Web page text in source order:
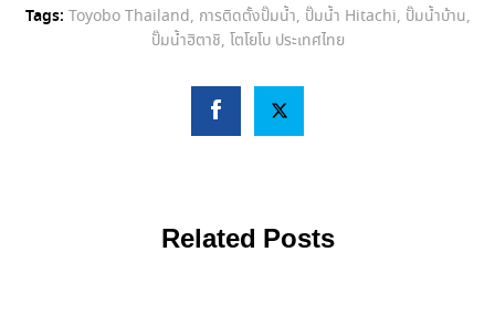
Tags: Toyobo Thailand, การติดตั้งปั๊มน้ำ, ปั๊มน้ำ Hitachi, ปั๊มน้ำบ้าน,
ปั๊มน้ำฮิตาชิ, โตโยโบ ประเทศไทย
Related Posts